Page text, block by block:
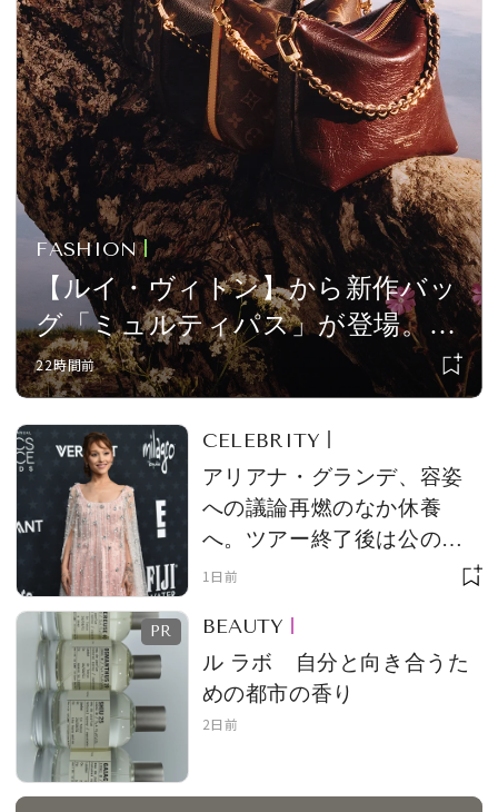
FASHION
【ルイ・ヴィトン】から新作バッ
グ「ミュルティパス」が登場。ミ
ニサイズもラインナップ
22時間前
CELEBRITY
アリアナ・グランデ、容姿
への議論再燃のなか休養
へ。ツアー終了後は公の場
から退くことを発表
1日前
BEAUTY
ル ラボ 自分と向き合うた
めの都市の香り
2日前